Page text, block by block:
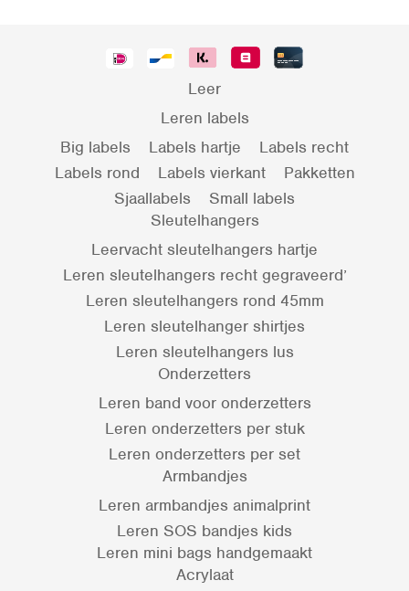
Leer
Leren labels
Big labels
Labels hartje
Labels recht
Labels rond
Labels vierkant
Pakketten
Sjaallabels
Small labels
Sleutelhangers
Leervacht sleutelhangers hartje
Leren sleutelhangers recht gegraveerd’
Leren sleutelhangers rond 45mm
Leren sleutelhanger shirtjes
Leren sleutelhangers lus
Onderzetters
Leren band voor onderzetters
Leren onderzetters per stuk
Leren onderzetters per set
Armbandjes
Leren armbandjes animalprint
Leren SOS bandjes kids
Leren mini bags handgemaakt
Acrylaat